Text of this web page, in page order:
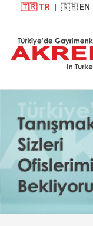
🇹🇷 TR 🇬🇧 EN